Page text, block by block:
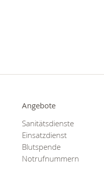
Angebote
Sanitätsdienste
Einsatzdienst
Blutspende
Notrufnummern